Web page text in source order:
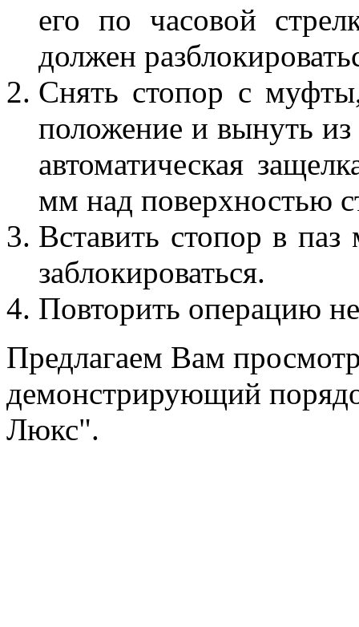
его по часовой
должен
Снять стопор с
положение и вынуть
автоматическая
мм над поверхностью
Вставить стопор в
заблокироваться.
Повторить операцию
Предлагаем Вам
демонстрирующий
Люкс".